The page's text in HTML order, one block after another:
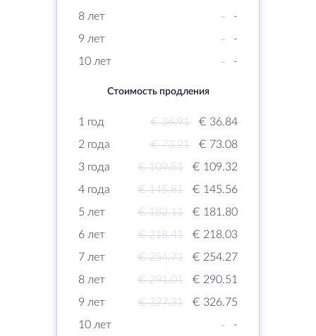
8 лет
-
-
9 лет
-
-
10 лет
- -
Стоимость продления
1 год € 36.91
€ 36.84
2 года
€ 73.21
€ 73.08
3 года
€ 109.51
€ 109.32
4 года
€ 145.81
€ 145.56
5 лет
€ 182.11
€ 181.80
6 лет
€ 218.41
€ 218.03
7 лет
€ 254.71
€ 254.27
8 лет
€ 291.01
€ 290.51
9 лет
€ 327.31
€ 326.75
10 лет
- -